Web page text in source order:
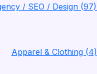
/ SEO / Design (97)
Apparel & Clothing (4)